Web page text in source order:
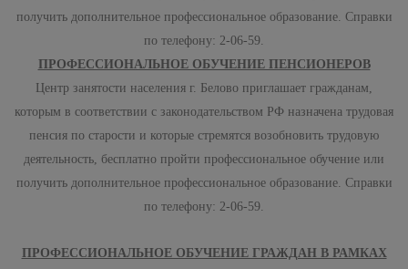
получить дополнительное профессиональное образование. Справки
по телефону: 2-06-59.
ПРОФЕССИОНАЛЬНОЕ ОБУЧЕНИЕ ПЕНСИОНЕРОВ
Центр занятости населения г. Белово приглашает гражданам,
которым в соответствии с законодательством РФ назначена трудовая
пенсия по старости и которые стремятся возобновить трудовую
деятельность, бесплатно пройти профессиональное обучение или
получить дополнительное профессиональное образование. Справки
по телефону: 2-06-59.
ПРОФЕССИОНАЛЬНОЕ ОБУЧЕНИЕ ГРАЖДАН В РАМКАХ